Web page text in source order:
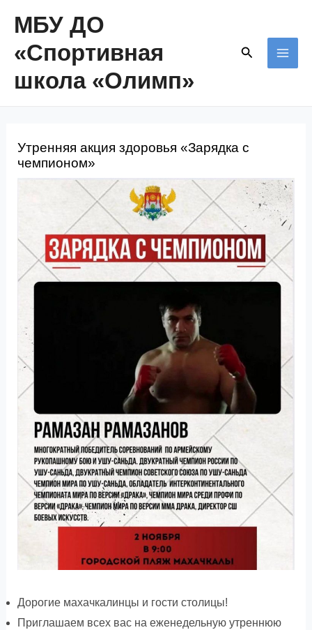
содержимому
МБУ ДО
«Спортивная
школа «Олимп»
Поиск
Утренняя акция здоровья «Зарядка с
чемпионом»
Дорогие махачкалинцы и гости столицы!
Приглашаем всех вас на еженедельную утреннюю